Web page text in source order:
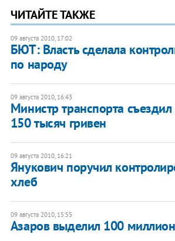
ЧИТАЙТЕ ТАКЖЕ
09 августа 2010, 17:02
БЮТ: Власть сделала
по народу
09 августа 2010, 16:43
Министр транспорта
150 тысяч гривен
09 августа 2010, 16:21
Янукович поручил
хлеб
09 августа 2010, 15:55
Азаров выделил 100